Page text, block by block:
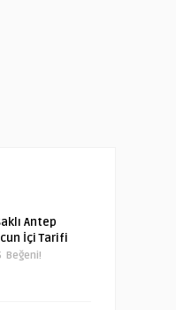
Antep
İçi Tarifi
Beğeni!